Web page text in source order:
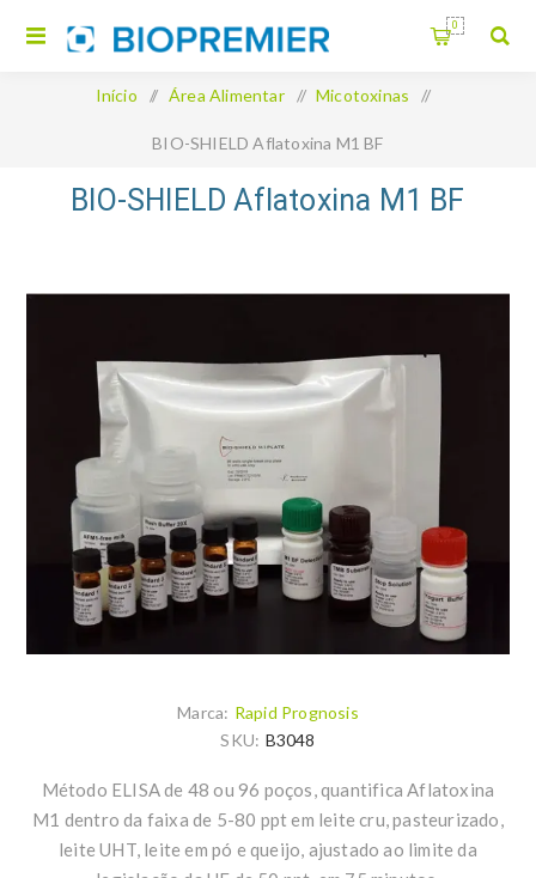
0
Início / Área Alimentar / Micotoxinas /
BIO-SHIELD Aflatoxina M1 BF
BIO-SHIELD Aflatoxina M1 BF
Marca: Rapid Prognosis
SKU: B3048
Método ELISA de 48 ou 96 poços, quantifica Aflatoxina
M1 dentro da faixa de 5-80 ppt em leite cru, pasteurizado,
leite UHT, leite em pó e queijo, ajustado ao limite da